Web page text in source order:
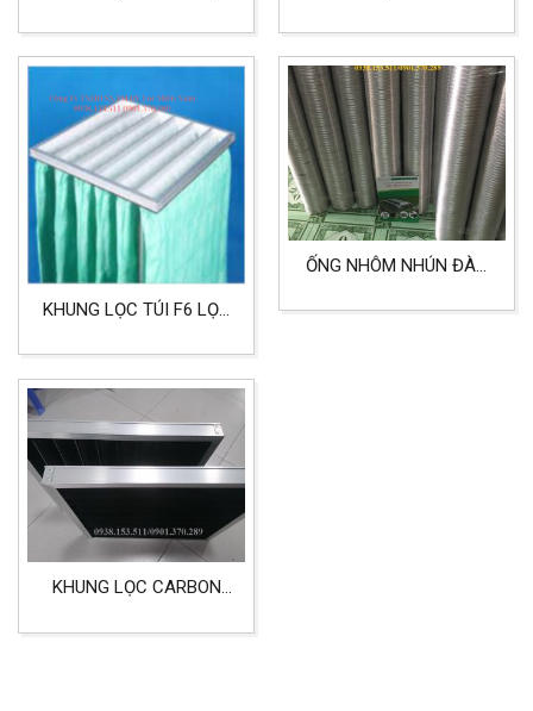
BỆNH VIỆN
THEO YÊU CẦU
KHUNG LỌC TÚI F6 LỌC
MÁY SẢN XUẤT
ỐNG NHÔM NHÚN ĐÀN
HÚT, MÁY MÀI, DẨN GIÓ
KHUNG LỌC CARBON
SẠCH 5MM